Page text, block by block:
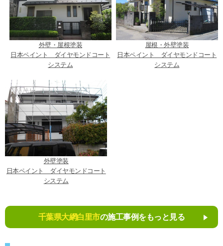
外壁・屋根塗装
日本ペイント ダイヤモンドコート
システム
屋根・外壁塗装
日本ペイント ダイヤモンドコート
システム
外壁塗装
日本ペイント ダイヤモンドコート
システム
千葉県大網白里市の施工事例をもっと見る